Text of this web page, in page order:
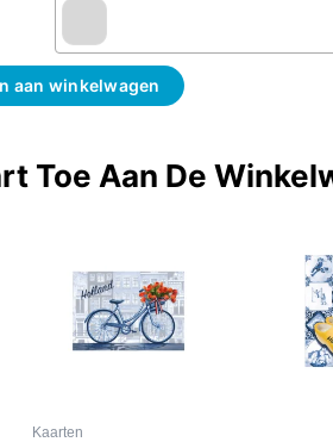
aan winkelwagen
Toe Aan De
Kaarten